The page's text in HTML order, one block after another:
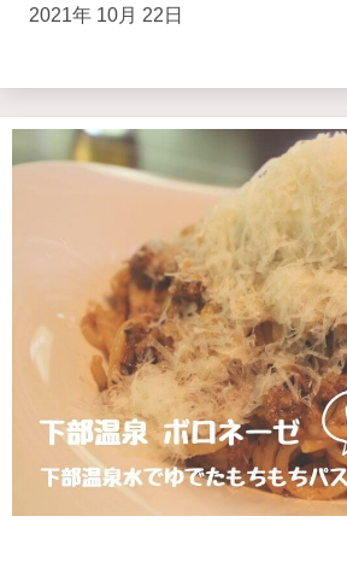
2021年 10月 22日